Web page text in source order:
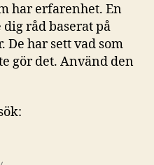
har erfarenhet. En
råd baserat på
har sett vad som
gör det. Använd den